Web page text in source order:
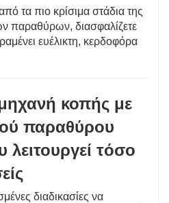
τα πιο κρίσιμα στάδια της
διασφαλίζετε
ευέλικτη, κερδοφόρα
κοπής με
παραθύρου
λειτουργεί τόσο
διαδικασίες να